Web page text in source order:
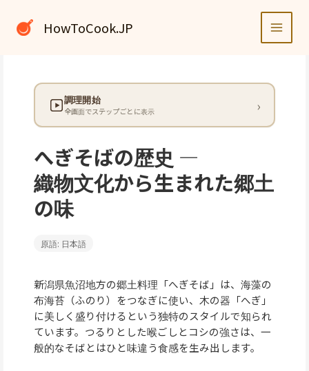
HowToCook.JP
調理開始
全画面でステップごとに表示
へぎそばの歴史 —
織物文化から生まれた郷土
の味
原語: 日本語
新潟県魚沼地方の郷土料理「へぎそば」は、海藻の
布海苔（ふのり）をつなぎに使い、木の器「へぎ」
に美しく盛り付けるという独特のスタイルで知られ
ています。つるりとした喉ごしとコシの強さは、一
般的なそばとはひと味違う食感を生み出します。